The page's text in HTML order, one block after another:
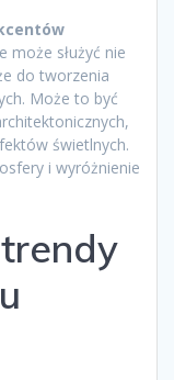
może służyć nie
do tworzenia
Może to być
świetlnych.
i wyróżnienie